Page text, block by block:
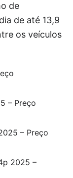
de
de até 13,9
os veículos
– Preço
– Preço
2025 –